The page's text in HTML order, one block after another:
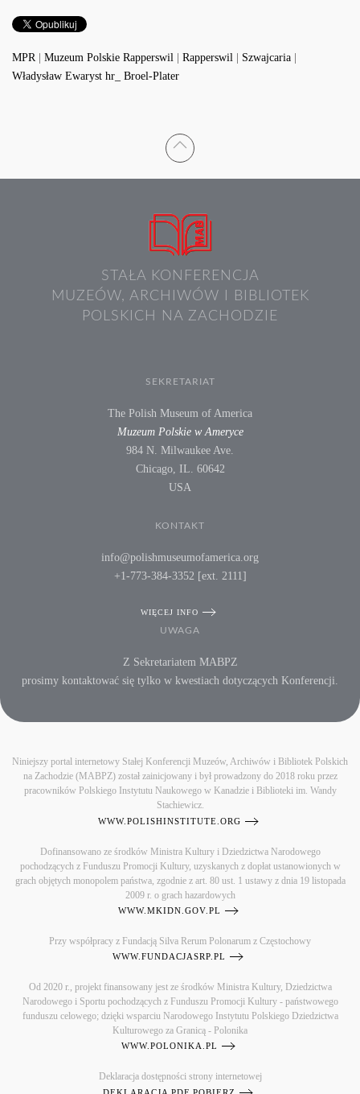
MPR Muzeum Polskie Rapperswil Rapperswil Szwajcaria
Władysław Ewaryst hr_ Broel-Plater
STAŁA KONFERENCJA
MUZEÓW, ARCHIWÓW I BIBLIOTEK
POLSKICH NA ZACHODZIE
SEKRETARIAT
The Polish Museum of America
Muzeum Polskie w Ameryce
984 N. Milwaukee Ave.
Chicago, IL. 60642
USA
KONTAKT
info@polishmuseumofamerica.org
+1-773-384-3352 [ext. 2111]
WIĘCEJ INFO
UWAGA
Z Sekretariatem MABPZ
prosimy kontaktować się tylko w kwestiach dotyczących Konferencji.
Niniejszy portal internetowy Stałej Konferencji Muzeów, Archiwów i Bibliotek Polskich
na Zachodzie (MABPZ) został zainicjowany i był prowadzony do 2018 roku przez
pracowników Polskiego Instytutu Naukowego w Kanadzie i Biblioteki im. Wandy
Stachiewicz.
WWW.POLISHINSTITUTE.ORG
Dofinansowano ze środków Ministra Kultury i Dziedzictwa Narodowego
pochodzących z Funduszu Promocji Kultury, uzyskanych z dopłat ustanowionych w
grach objętych monopolem państwa, zgodnie z art. 80 ust. 1 ustawy z dnia 19 listopada
2009 r. o grach hazardowych
WWW.MKIDN.GOV.PL
Przy współpracy z Fundacją Silva Rerum Polonarum z Częstochowy
WWW.FUNDACJASRP.PL
Od 2020 r., projekt finansowany jest ze środków Ministra Kultury, Dziedzictwa
Narodowego i Sportu pochodzących z Funduszu Promocji Kultury - państwowego
funduszu celowego; dzięki wsparciu Narodowego Instytutu Polskiego Dziedzictwa
Kulturowego za Granicą - Polonika
WWW.POLONIKA.PL
Deklaracja dostępności strony internetowej